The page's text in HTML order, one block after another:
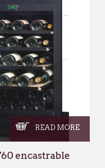
READ MORE
encastrable